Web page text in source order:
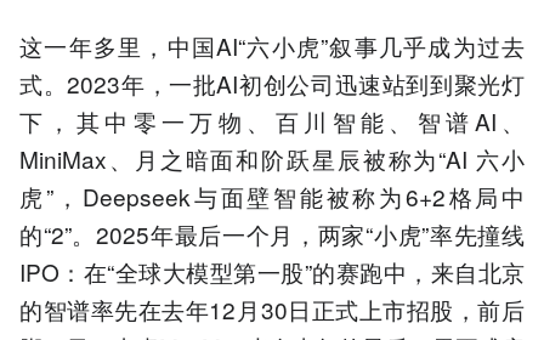
这一年多里，中国AI“六小虎”叙事几乎成为过去
式。2023年，一批AI初创公司迅速站到到聚光灯
下，其中零一万物、百川智能、智谱AI、
MiniMax、月之暗面和阶跃星辰被称为“AI 六小
虎”，Deepseek与面壁智能被称为6+2格局中
的“2”。2025年最后一个月，两家“小虎”率先撞线
IPO：在“全球大模型第一股”的赛跑中，来自北京
的智谱率先在去年12月30日正式上市招股，前后